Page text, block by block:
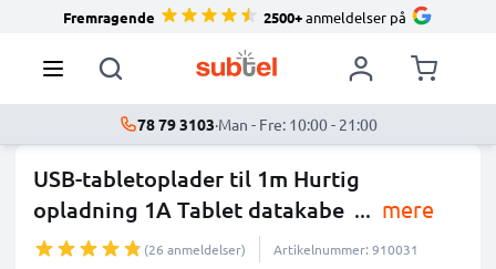
Fremragende 2500+anmeldelser på
78 79 3103·Man - Fre: 10:00 - 21:00
USB-tabletoplader til 1m Hurtig
opladning 1A Tablet datakabe ... mere
(26 anmeldelser) Artikelnummer: 910031